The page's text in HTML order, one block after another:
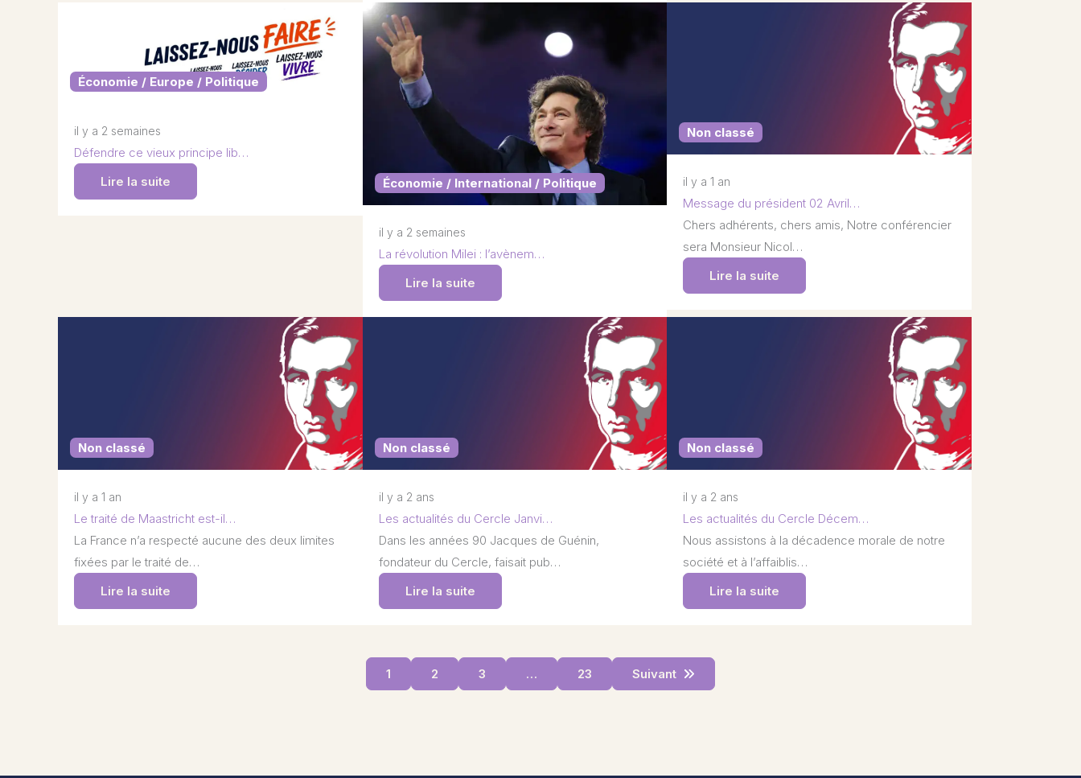
Économie / Europe / Politique
il y a 2 semaines
Défendre ce vieux principe lib…
Lire la suite
Économie / International / Politique
il y a 2 semaines
La révolution Milei : l’avènem…
Lire la suite
Non classé
il y a 1 an
Message du président 02 Avril…
Chers adhérents, chers amis, Notre conférencier
sera Monsieur Nicol…
Lire la suite
Non classé
il y a 1 an
Le traité de Maastricht est-il…
La France n’a respecté aucune des deux limites
fixées par le traité de…
Lire la suite
Non classé
il y a 2 ans
Les actualités du Cercle Janvi…
Dans les années 90 Jacques de Guénin,
fondateur du Cercle, faisait pub…
Lire la suite
Non classé
il y a 2 ans
Les actualités du Cercle Décem…
Nous assistons à la décadence morale de notre
société et à l’affaiblis…
Lire la suite
1 2 3 … 23 Suivant